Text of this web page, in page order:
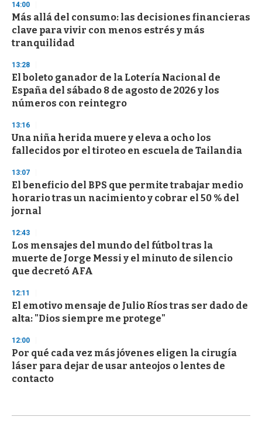
3
s
e
c
o
d
s
14:00
Más allá del consumo: las decisiones financieras
clave para vivir con menos estrés y más
tranquilidad
13:28
El boleto ganador de la Lotería Nacional de
España del sábado 8 de agosto de 2026 y los
números con reintegro
13:16
Una niña herida muere y eleva a ocho los
fallecidos por el tiroteo en escuela de Tailandia
13:07
El beneficio del BPS que permite trabajar medio
horario tras un nacimiento y cobrar el 50 % del
jornal
12:43
Los mensajes del mundo del fútbol tras la
muerte de Jorge Messi y el minuto de silencio
que decretó AFA
12:11
El emotivo mensaje de Julio Ríos tras ser dado de
alta: "Dios siempre me protege"
12:00
Por qué cada vez más jóvenes eligen la cirugía
láser para dejar de usar anteojos o lentes de
contacto